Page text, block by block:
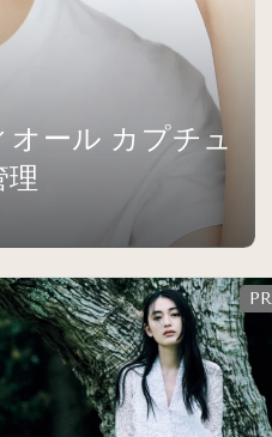
ール カプチュ
理